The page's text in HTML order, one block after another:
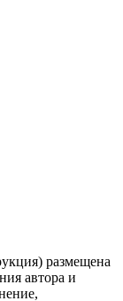
размещена
автора и